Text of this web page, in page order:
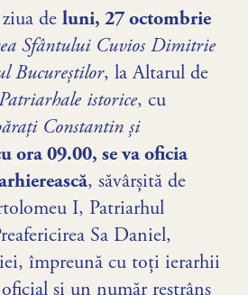
de luni, 27 octombrie
Sfântului Cuvios Dimitrie
Bucureștilor, la Altarul de
istorice, cu
Constantin și
ora 09.00, se va oficia
, săvârșită de
I, Patriarhul
Sa Daniel,
împreună cu toți ierarhii